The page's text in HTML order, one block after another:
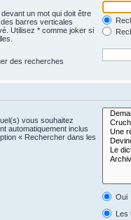
devant un mot qui doit être
barres verticales
Utilisez * comme joker si
des recherches
vous souhaitez
automatiquement inclus
« Rechercher dans les
Oui
Les